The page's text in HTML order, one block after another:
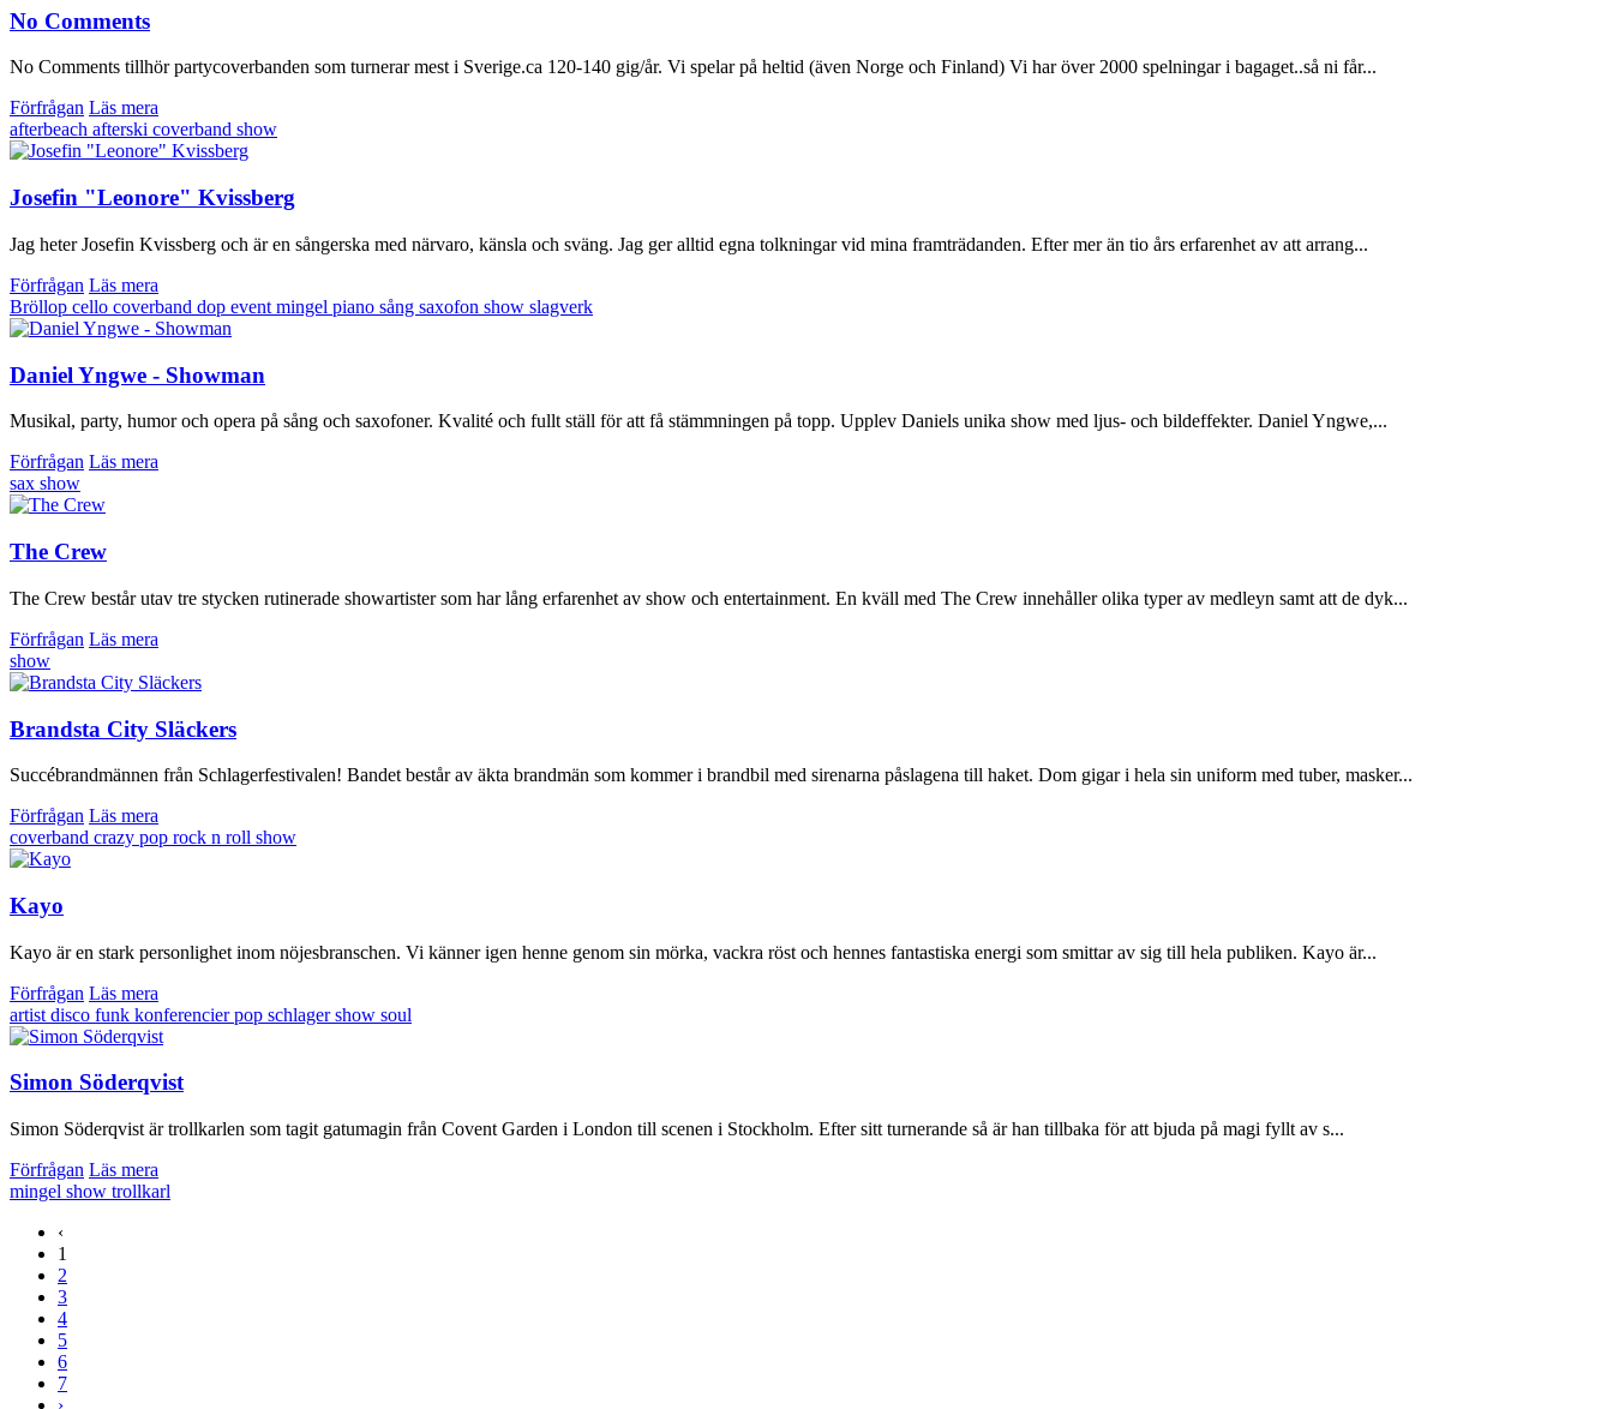
No Comments
No Comments tillhör partycoverbanden som turnerar mest i Sverige.ca 120-140 gig/år. Vi spelar på heltid (även Norge och Finland) Vi har över 2000 spelningar i bagaget..så ni får...
Förfrågan Läs mera
afterbeach afterski coverband show
Josefin "Leonore" Kvissberg
Jag heter Josefin Kvissberg och är en sångerska med närvaro, känsla och sväng. Jag ger alltid egna tolkningar vid mina framträdanden. Efter mer än tio års erfarenhet av att arrang...
Förfrågan Läs mera
Bröllop cello coverband dop event mingel piano sång saxofon show slagverk
Daniel Yngwe - Showman
Musikal, party, humor och opera på sång och saxofoner. Kvalité och fullt ställ för att få stämmningen på topp. Upplev Daniels unika show med ljus- och bildeffekter. Daniel Yngwe,...
Förfrågan Läs mera
sax show
The Crew
The Crew består utav tre stycken rutinerade showartister som har lång erfarenhet av show och entertainment. En kväll med The Crew innehåller olika typer av medleyn samt att de dyk...
Förfrågan Läs mera
show
Brandsta City Släckers
Succébrandmännen från Schlagerfestivalen! Bandet består av äkta brandmän som kommer i brandbil med sirenarna påslagena till haket. Dom gigar i hela sin uniform med tuber, masker...
Förfrågan Läs mera
coverband crazy pop rock n roll show
Kayo
Kayo är en stark personlighet inom nöjesbranschen. Vi känner igen henne genom sin mörka, vackra röst och hennes fantastiska energi som smittar av sig till hela publiken. Kayo är...
Förfrågan Läs mera
artist disco funk konferencierpop schlagershow soul
Simon Söderqvist
Simon Söderqvist är trollkarlen som tagit gatumagin från Covent Garden i London till scenen i Stockholm. Efter sitt turnerande så är han tillbaka för att bjuda på magi fyllt av s...
Förfrågan Läs mera
mingel show trollkarl
‹
1
2
3
4
5
6
7
›